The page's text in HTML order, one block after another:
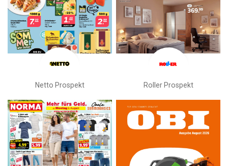
Netto Prospekt Roller Prospekt